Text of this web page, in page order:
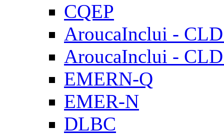
CQEP
AroucaInclui -
AroucaInclui -
EMERN-Q
EMER-N
DLBC